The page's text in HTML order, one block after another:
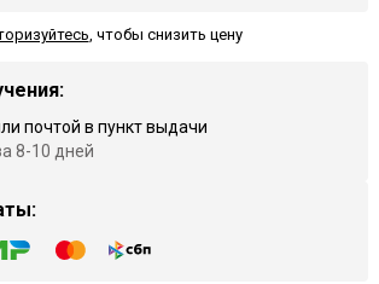
, чтобы снизить цену
почтой в пункт выдачи
8-10 дней